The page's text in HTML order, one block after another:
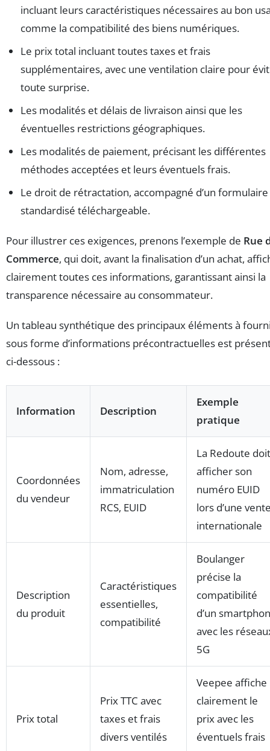
incluant leurs caractéristiques nécessaires au bon
comme la compatibilité des biens numériques.
Le prix total incluant toutes taxes et frais
supplémentaires, avec une ventilation claire pour
toute surprise.
Les modalités et délais de livraison ainsi que les
éventuelles restrictions géographiques.
Les modalités de paiement, précisant les différentes
méthodes acceptées et leurs éventuels frais.
Le droit de rétractation, accompagné d’un formulaire
standardisé téléchargeable.
Pour illustrer ces exigences, prenons l’exemple de Rue
Commerce, qui doit, avant la finalisation d’un achat,
clairement toutes ces informations, garantissant ainsi la
transparence nécessaire au consommateur.
Un tableau synthétique des principaux éléments à
sous forme d’informations précontractuelles est
ci-dessous :
Information Description
Exemple
pratique
Coordonnées
du vendeur
Nom, adresse,
immatriculation
RCS, EUID
La Redoute doit
afficher son
numéro EUID
lors d’une
internationale
Description
du produit
Caractéristiques
essentielles,
compatibilité
Boulanger
précise la
compatibilité
d’un
avec les
5G
Prix total
Prix TTC avec
taxes et frais
divers ventilés
Veepee affiche
clairement le
prix avec les
éventuels frais